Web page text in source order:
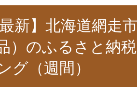
最新】北海道網走
）のふるさと納
グ（週間）